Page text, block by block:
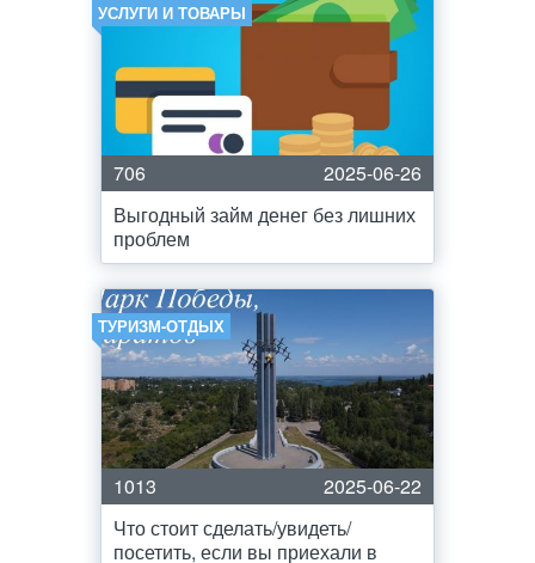
УСЛУГИ И ТОВАРЫ
706
2025-06-26
Выгодный займ денег без лишних
проблем
ТУРИЗМ-ОТДЫХ
1013
2025-06-22
Что стоит сделать/увидеть/
посетить, если вы приехали в